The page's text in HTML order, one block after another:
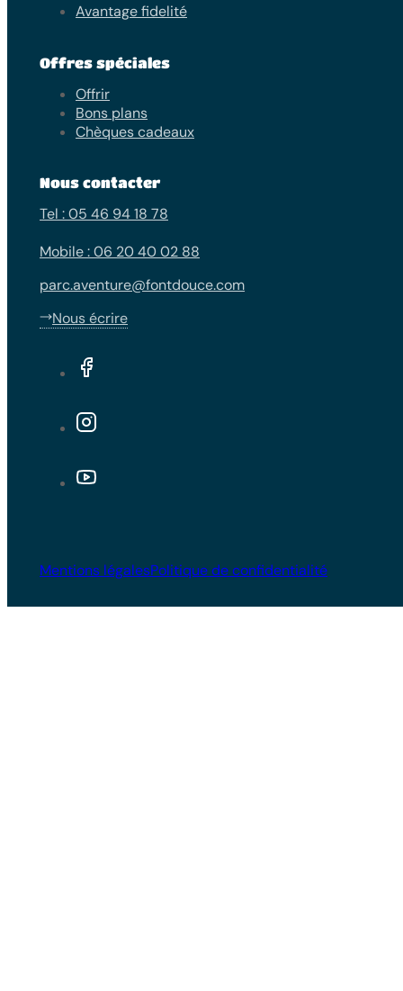
Avantage fidelité
Offres spéciales
Offrir
Bons plans
Chèques cadeaux
Nous contacter
Tel : 05 46 94 18 78
Mobile : 06 20 40 02 88
parc.aventure@fontdouce.com
Nous écrire
Mentions légalesPolitique de confidentialité